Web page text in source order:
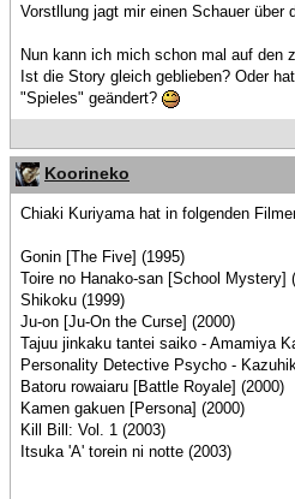
Vorstllung jagt mir einen Schauer über
Nun kann ich mich schon mal auf den
Ist die Story gleich geblieben? Oder
"Spieles" geändert?
Koorineko
Chiaki Kuriyama hat in folgenden
Gonin [The Five] (1995)
Toire no Hanako-san [School Mystery]
Shikoku (1999)
Ju-on [Ju-On the Curse] (2000)
Tajuu jinkaku tantei saiko - Amamiya
Personality Detective Psycho -
Batoru rowaiaru [Battle Royale] (2000)
Kamen gakuen [Persona] (2000)
Kill Bill: Vol. 1 (2003)
Itsuka 'A' torein ni notte (2003)